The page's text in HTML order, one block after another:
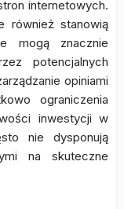
internetowych.
również stanowią
mogą znacznie
potencjalnych
opiniami
ograniczenia
inwestycji w
nie dysponują
na skuteczne